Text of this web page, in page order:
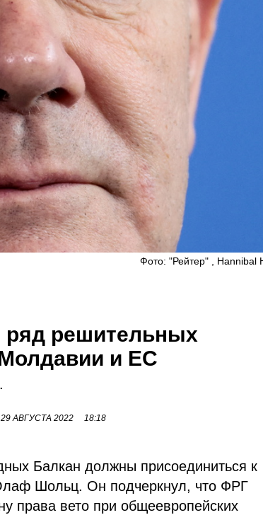
Фото: "Рейтер" , Hannibal
ряд решительных
и ЕС
29 АВГУСТА 2022 18:18
Балкан должны присоединиться к
Шольц. Он подчеркнул, что ФРГ
права вето при общеевропейских